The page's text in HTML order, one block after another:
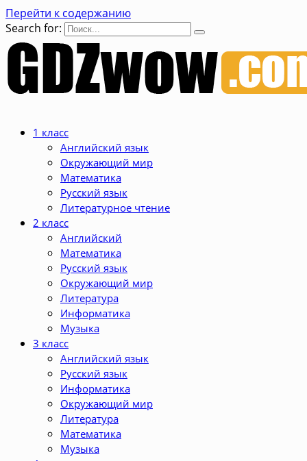
Перейти к содержанию
Search for:
1 класс
Английский язык
Окружающий мир
Математика
Русский язык
Литературное чтение
2 класс
Английский
Математика
Русский язык
Окружающий мир
Литература
Информатика
Музыка
3 класс
Английский язык
Русский язык
Информатика
Окружающий мир
Литература
Математика
Музыка